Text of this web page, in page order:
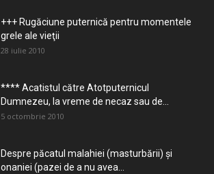
+++ Rugăciune puternică pentru momentele
grele ale vieţii
28 iulie 2010
**** Acatistul către Atotputernicul
Dumnezeu, la vreme de necaz sau de...
5 octombrie 2010
Despre păcatul malahiei (masturbării) şi
onaniei (pazei de a nu avea...